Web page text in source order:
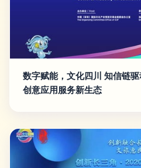
数字赋能，文化四川 知信链
创意应用服务新生态